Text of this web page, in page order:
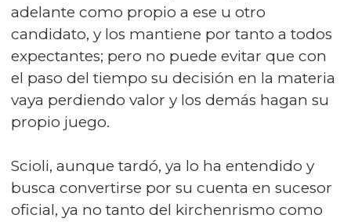
adelante como propio a ese u otro
candidato, y los mantiene por tanto a todos
expectantes; pero no puede evitar que con
el paso del tiempo su decisión en la materia
vaya perdiendo valor y los demás hagan su
propio juego.
Scioli, aunque tardó, ya lo ha entendido y
busca convertirse por su cuenta en sucesor
oficial, ya no tanto del kirchenrismo como